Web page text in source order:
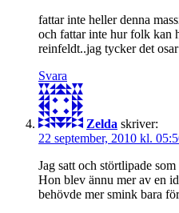
fattar inte heller denna
och fattar inte hur folk kan
reinfeldt..jag tycker det
Svara
Zelda skriver:
22 september, 2010 kl.
Jag satt och störtlipade
Hon blev ännu mer av en
behövde mer smink bara